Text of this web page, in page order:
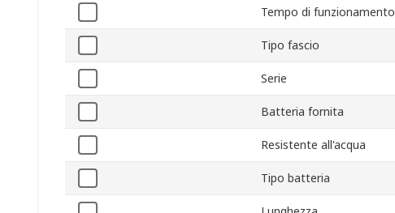
Tempo di funzionamento
Tipo fascio
Serie
Batteria fornita
Resistente all'acqua
Tipo batteria